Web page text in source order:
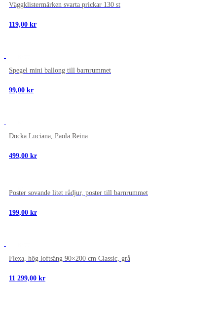
Väggklistermärken svarta prickar 130 st
119,00 kr
Spegel mini ballong till barnrummet
99,00 kr
Docka Luciana, Paola Reina
499,00 kr
Poster sovande litet rådjur, poster till barnrummet
199,00 kr
Flexa, hög loftsäng 90×200 cm Classic, grå
11 299,00 kr